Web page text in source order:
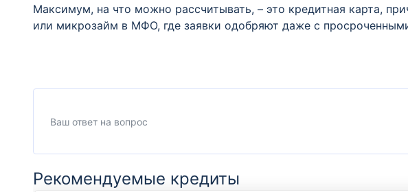
Максимум, на что можно рассчитывать, – это кредитная карта,
или микрозайм в МФО, где заявки одобряют даже с
Рекомендуемые кредиты